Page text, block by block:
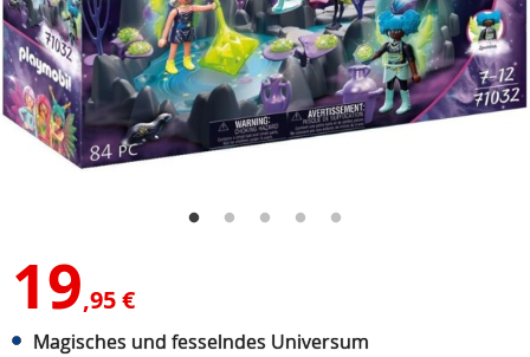
19,95 €
Magisches und fesselndes Universum